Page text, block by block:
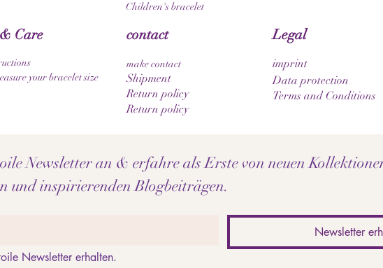
Children's bracelet
Legal
imprint
Data protection
Terms and Conditions
contact
make contact
Shipment
Return policy
Return policy
Care
your bracelet size
Newsletter an & erfahre als Erste von neuen
und inspirierenden Blogbeiträgen.
Newsletter
Newsletter erhalten.